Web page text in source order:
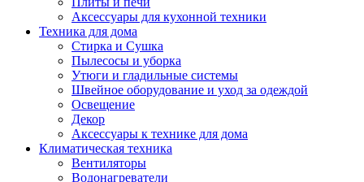
Аксессуары для кухонной техники
Техника для дома
Стирка и Сушка
Пылесосы и уборка
Утюги и гладильные системы
Швейное оборудование и уход за одеждой
Освещение
Декор
Аксессуары к технике для дома
Климатическая техника
Вентиляторы
Водонагреватели